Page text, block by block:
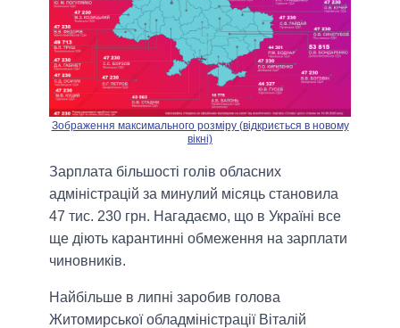
Зображення максимального розміру (відкриється в новому
вікні)
Зарплата більшості голів обласних
адміністрацій за минулий місяць становила
47 тис. 230 грн. Нагадаємо, що в Україні все
ще діють карантинні обмеження на зарплати
чиновників.
Найбільше в липні заробив голова
Житомирської обладміністрації Віталій